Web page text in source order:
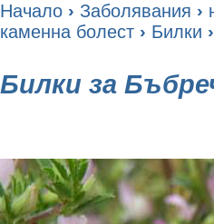
Начало › Заболявания ›
каменна болест › Билки
Билки за